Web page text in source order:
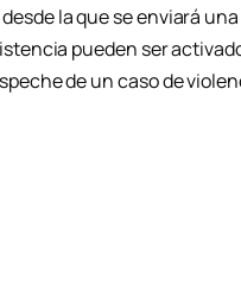
desde la que se enviará
pueden ser
de un caso de